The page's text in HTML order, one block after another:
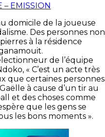
domicile de la joueuse
Des personnes non
à la résidence
.
de l’équipe
, « C’est un acte très
que certaines personnes
à cause d’un tir au
et des choses comme
que les gens se
les bons moments ».